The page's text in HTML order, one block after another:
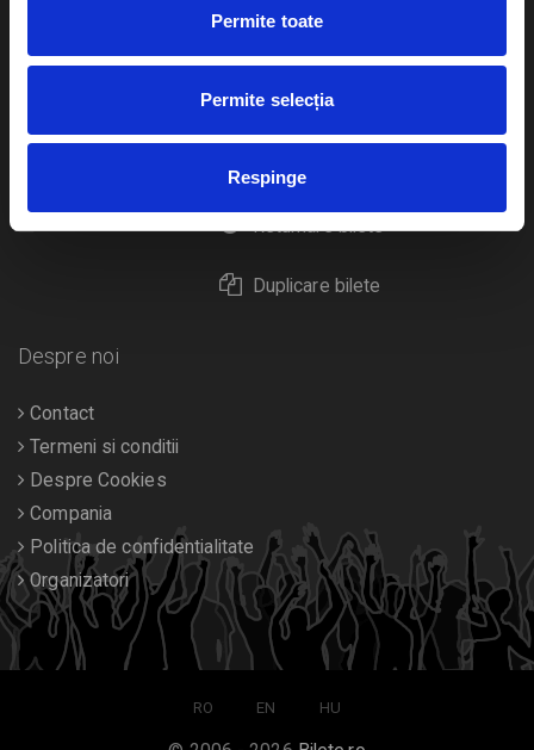
Permite toate
Permite selecția
Respinge
eBilet printat acasa
Livrare prin curier
Returnare bilete
Duplicare bilete
Sport
Cultura
Despre noi
Contact
Termeni si conditii
Despre Cookies
Compania
Politica de confidentialitate
Organizatori
RO EN HU